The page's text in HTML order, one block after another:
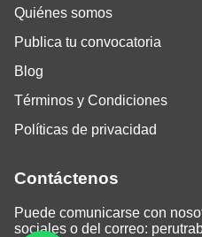
Quiénes somos
Publica tu convocatoria
Blog
Términos y Condiciones
Políticas de privacidad
Contáctenos
Puede comunicarse con
sociales o del correo: